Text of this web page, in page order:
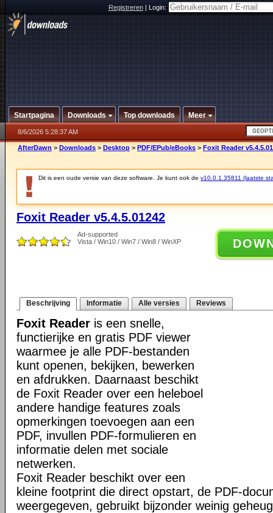
Registreren|Login:
Startpagina Downloads Top downloads Meer
8/6/2026 5:28:37 AM
AfterDawn > Downloads > Desktop > PDF/EPub/eBooks > Foxit Reader
Dit is een oude versie van deze software. Je kunt ook de v10.0.1.35811 (laatste
Foxit Reader v5.4.5.01242
Ad-supported
Vista / Win10 / Win7 / Win8 / WinXP
Beschrijving Informatie Alle versies Reviews
Foxit Reader is een snelle,
functierijke en gratis PDF viewer
waarmee je alle PDF-bestanden
kunt openen, bekijken, bewerken
en afdrukken. Daarnaast beschikt
de Foxit Reader over een heleboel
andere handige features zoals
opmerkingen toevoegen aan een
PDF, invullen PDF-formulieren en
informatie delen met sociale
netwerken.
Foxit Reader beschikt over een
kleine footprint die direct opstart, de PDF-
weergegeven, gebruikt bijzonder weinig